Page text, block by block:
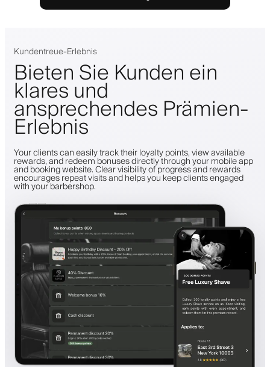
Kundentreue-Erlebnis
Bieten Sie Kunden ein
klares und
ansprechendes Prämien-
Erlebnis
Your clients can easily track their loyalty points, view available
rewards, and redeem bonuses directly through your mobile app
and booking website. Clear visibility of progress and rewards
encourages repeat visits and helps you keep clients engaged
with your barbershop.